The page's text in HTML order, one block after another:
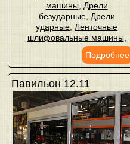
машины, Дрели
безударные, Дрели
ударные ,Ленточные
шлифовальные машины,
Подробнее
Павильон 12.11